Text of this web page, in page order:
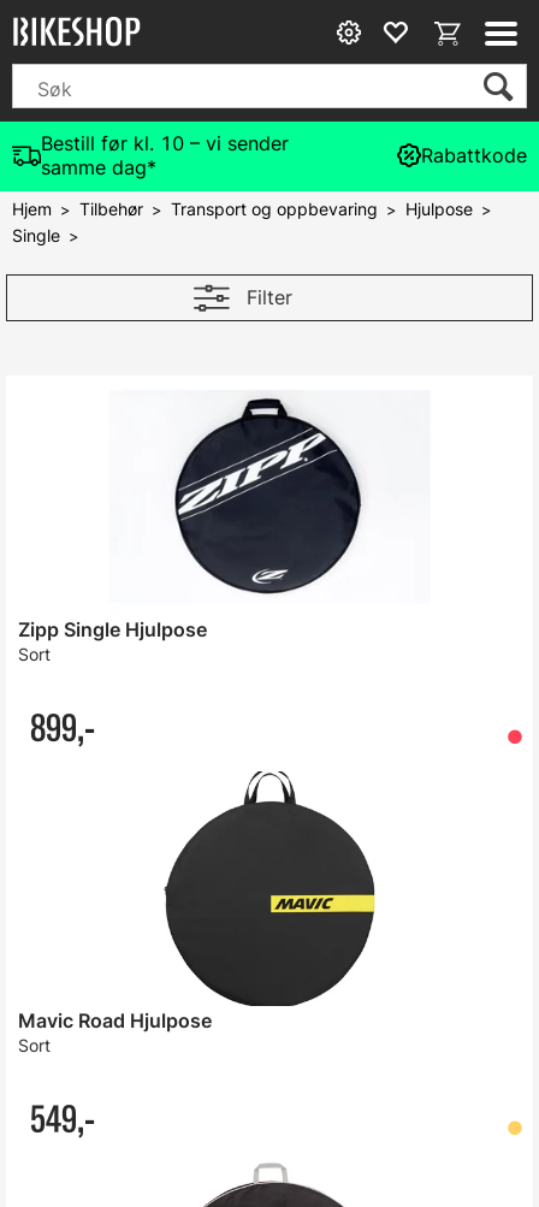
Bestill før kl. 10 – vi sender
samme dag*
Rabattkode
Hjem >Tilbehør>Transport og oppbevaring > Hjulpose>
Single>
Filter
Zipp Single Hjulpose
Sort
899,-
Mavic Road Hjulpose
Sort
549,-